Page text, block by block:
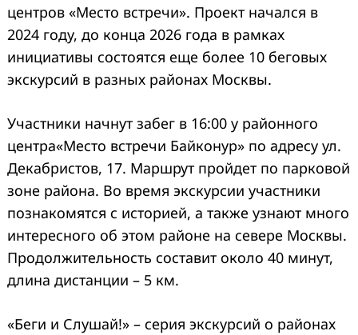
центров «Место встречи». Проект начался в
2024 году, до конца 2026 года в рамках
инициативы состоятся еще более 10 беговых
экскурсий в разных районах Москвы.
Участники начнут забег в 16:00 у районного
центра«Место встречи Байконур» по адресу ул.
Декабристов, 17. Маршрут пройдет по парковой
зоне района. Во время экскурсии участники
познакомятся с историей, а также узнают много
интересного об этом районе на севере Москвы.
Продолжительность составит около 40 минут,
длина дистанции – 5 км.
«Беги и Слушай!» – серия экскурсий о районах
Search
for: